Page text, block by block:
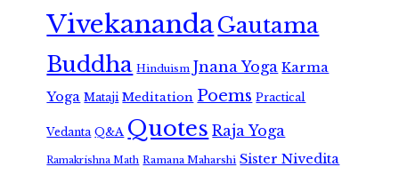
VivekanandaGautama
Buddha Hinduism Jnana Yoga Karma
Yoga Mataji Meditation Poems Practical
Vedanta Q&A Quotes Raja Yoga
Ramakrishna Math Ramana Maharshi Sister Nivedita